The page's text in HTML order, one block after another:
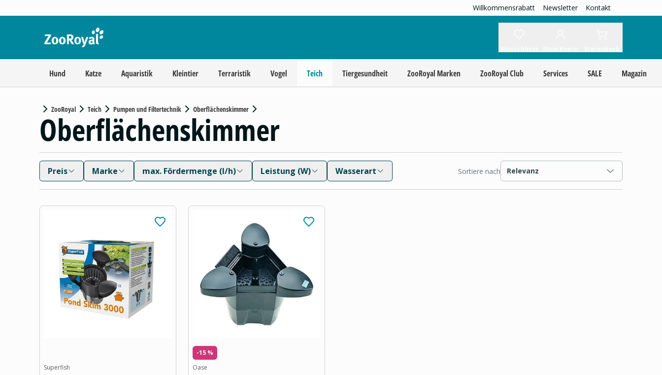
Willkommensrabatt Newsletter Kontakt
Hund Katze Aquaristik Kleintier Terraristik Vogel Teich Tiergesundheit ZooRoyal Marken ZooRoyal Club Services SALE Magazin
ZooRoyal Teich Pumpen und Filtertechnik Oberflächenskimmer
Oberflächenskimmer
Preis Marke max. Fördermenge (l/h) Leistung (W) Wasserart Sortiere nach Relevanz
Superfish
-15 %
Oase